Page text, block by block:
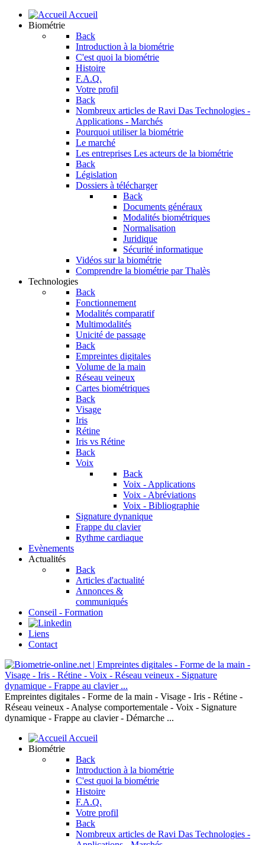
Accueil
Biométrie
Back
Introduction à la biométrie
C'est quoi la biométrie
Histoire
F.A.Q.
Votre profil
Back
Nombreux articles de Ravi Das Technologies -
Applications - Marchés
Pourquoi utiliser la biométrie
Le marché
Les entreprises Les acteurs de la biométrie
Back
Législation
Dossiers à télécharger
Back
Documents généraux
Modalités biométriques
Normalisation
Juridique
Sécurité informatique
Vidéos sur la biométrie
Comprendre la biométrie par Thalès
Technologies
Back
Fonctionnement
Modalités comparatif
Multimodalités
Unicité de passage
Back
Empreintes digitales
Volume de la main
Réseau veineux
Cartes biométriques
Back
Visage
Iris
Rétine
Iris vs Rétine
Back
Voix
Back
Voix - Applications
Voix - Abréviations
Voix - Bibliographie
Signature dynanique
Frappe du clavier
Rythme cardiaque
Evènements
Actualités
Back
Articles d'actualité
Annonces &
communiqués
Conseil - Formation
Liens
Contact
Empreintes digitales - Forme de la main - Visage - Iris - Rétine -
Réseau veineux - Analyse comportementale - Voix - Signature
dynamique - Frappe au clavier - Démarche ...
Accueil
Biométrie
Back
Introduction à la biométrie
C'est quoi la biométrie
Histoire
F.A.Q.
Votre profil
Back
Nombreux articles de Ravi Das Technologies -